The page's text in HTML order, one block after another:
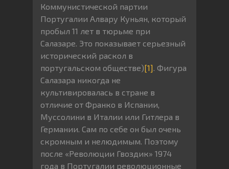
Коммунистической партии
Португалии Алвару Куньян, который
пробыл 11 лет в тюрьме при
Салазаре. Это показывает серьезный
исторический раскол в
португальском обществе)[1]. Фигура
Салазара никогда не
культивировалась в стране в
отличие от Франко в Испании,
Муссолини в Италии или Гитлера в
Германии. Сам по себе он был очень
скромным и нелюдимым. Поэтому
после «Революции Гвоздик» 1974
года в Португалии революционные